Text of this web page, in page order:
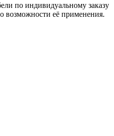
по индивидуальному заказу
возможности её применения.